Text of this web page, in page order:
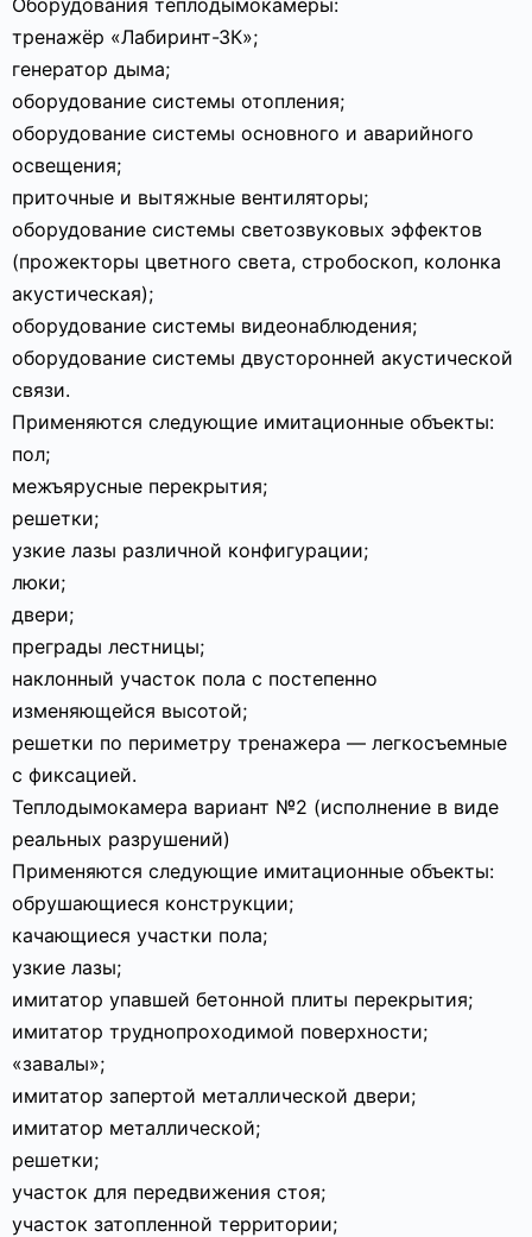
Оборудования теплодымокамеры:
тренажёр «Лабиринт-ЗК»;
генератор дыма;
оборудование системы отопления;
оборудование системы основного и аварийного
освещения;
приточные и вытяжные вентиляторы;
оборудование системы светозвуковых эффектов
(прожекторы цветного света, стробоскоп, колонка
акустическая);
оборудование системы видеонаблюдения;
оборудование системы двусторонней акустической
связи.
Применяются следующие имитационные объекты:
пол;
межъярусные перекрытия;
решетки;
узкие лазы различной конфигурации;
люки;
двери;
преграды лестницы;
наклонный участок пола с постепенно
изменяющейся высотой;
решетки по периметру тренажера — легкосъемные
с фиксацией.
Теплодымокамера вариант №2 (исполнение в виде
реальных разрушений)
Применяются следующие имитационные объекты:
обрушающиеся конструкции;
качающиеся участки пола;
узкие лазы;
имитатор упавшей бетонной плиты перекрытия;
имитатор труднопроходимой поверхности;
«завалы»;
имитатор запертой металлической двери;
имитатор металлической;
решетки;
участок для передвижения стоя;
участок затопленной территории;